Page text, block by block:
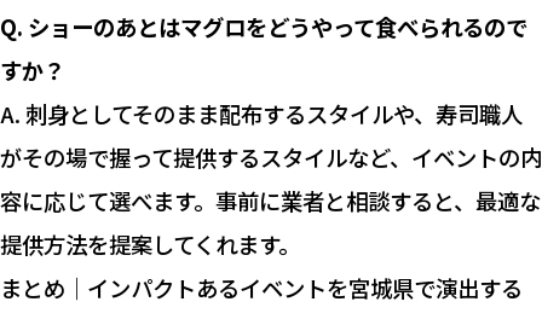
Q. ショーのあとはマグロをどうやって食べられるので
すか？
A. 刺身としてそのまま配布するスタイルや、寿司職人
がその場で握って提供するスタイルなど、イベントの内
容に応じて選べます。事前に業者と相談すると、最適な
提供方法を提案してくれます。
まとめ｜インパクトあるイベントを宮城県で演出する